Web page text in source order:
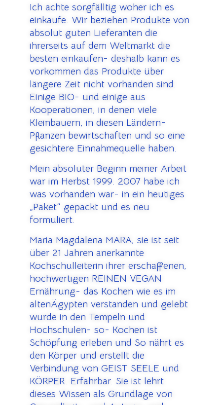
Ich achte sorgfälltig woher ich es
einkaufe. Wir beziehen Produkte von
absolut guten Lieferanten die
ihrerseits auf dem Weltmarkt die
besten einkaufen- deshalb kann es
vorkommen das Produkte über
längere Zeit nicht vorhanden sind.
Einige BIO- und einige aus
Kooperationen, in denen viele
Kleinbauern, in diesen Ländern-
Pflanzen bewirtschaften und so eine
gesichtere Einnahmequelle haben.
Mein absoluter Beginn meiner Arbeit
war im Herbst 1999. 2007 habe ich
was vorhanden war- in ein heutiges
„Paket“ gepackt und es neu
formuliert.
Maria Magdalena MARA, sie ist seit
über 21 Jahren anerkannte
Kochschulleiterin ihrer erschaffenen,
hochwertigen REINEN VEGAN
Ernährung- das Kochen wie es im
altenÄgypten verstanden und gelebt
wurde in den Tempeln und
Hochschulen- so- Kochen ist
Schöpfung erleben und So nährt es
den Körper und erstellt die
Verbindung von GEIST SEELE und
KÖRPER. Erfahrbar. Sie ist lehrt
dieses Wissen als Grundlage von